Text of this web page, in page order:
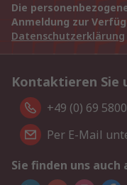
Die
Anmeldung zur
Datenschutzerklärung
Kontaktieren Sie
+49 (0) 69
Per E-Mail
Sie finden uns auch